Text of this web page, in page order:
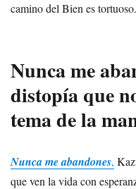
camino del Bien es tortuoso.
Nunca me
distopía que
tema de la
Nunca me abandones,
que ven la vida con